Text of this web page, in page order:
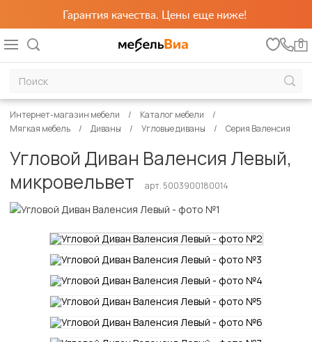
Гарантия качества. Цены еще ниже!
0
Интернет-магазин мебели
Каталог мебели
Мягкая мебель
Диваны Угловые диваны Серия Валенсия
Угловой Диван Валенсия Левый,
микровельвет
арт. 5003900180014